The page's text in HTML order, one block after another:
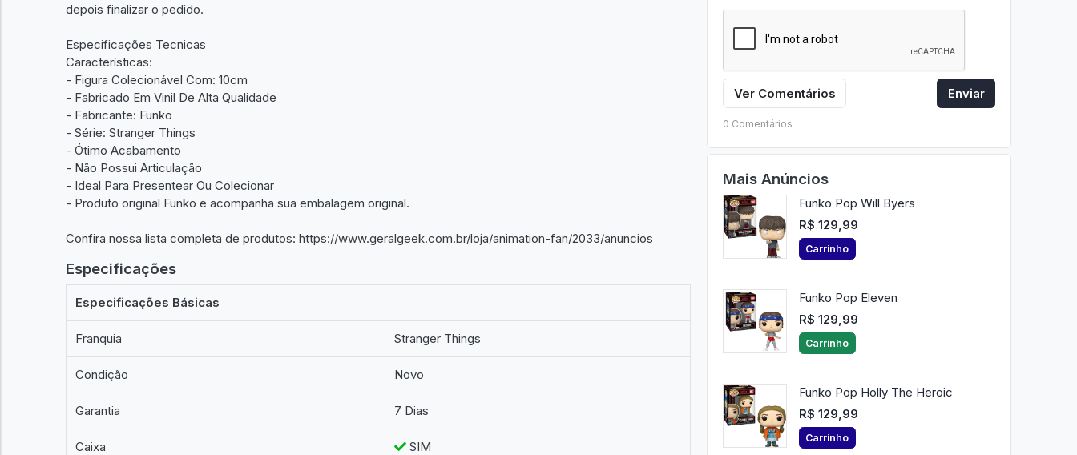
depois finalizar o pedido.
Especificações Tecnicas
Características:
- Figura Colecionável Com: 10cm
- Fabricado Em Vinil De Alta Qualidade
- Fabricante: Funko
- Série: Stranger Things
- Ótimo Acabamento
- Não Possui Articulação
- Ideal Para Presentear Ou Colecionar
- Produto original Funko e acompanha sua embalagem original.
Confira nossa lista completa de produtos: https://www.geralgeek.com.br/loja/animation-fan/2033/anuncios
Especificações
Especificações Básicas
Franquia Stranger Things
Condição Novo
Garantia 7 Dias
Caixa SIM
Ver Comentários Enviar
0 Comentários
Mais Anúncios
Funko Pop Will Byers
R$ 129,99
Carrinho
Funko Pop Eleven
R$ 129,99
Carrinho
Funko Pop Holly The Heroic
R$ 129,99
Carrinho